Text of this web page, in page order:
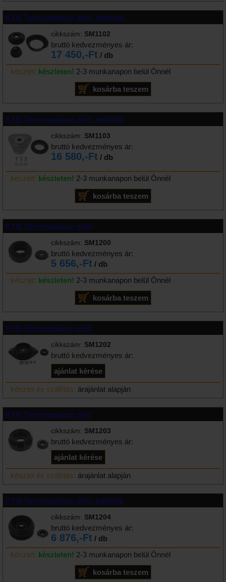
KYB Tornycsapágy, első, bal/jobb
cikkszám: SM1102
bruttó kedvezményes ár:
17 450,-Ft / db
készlet: készleten! 2-3 munkanapon belül Önnél
KYB Tornycsapágy, első, bal/jobb
cikkszám: SM1103
bruttó kedvezményes ár:
16 580,-Ft / db
készlet: készleten! 2-3 munkanapon belül Önnél
KYB Tornycsapágy, első
cikkszám: SM1200
bruttó kedvezményes ár:
5 656,-Ft / db
készlet: készleten! 2-3 munkanapon belül Önnél
KYB Tornycsapágy, első
cikkszám: SM1202
bruttó kedvezményes ár:
készlet és szállítás: árajánlat alapján
KYB Tornycsapágy, első
cikkszám: SM1203
bruttó kedvezményes ár:
készlet és szállítás: árajánlat alapján
KYB Tornycsapágy, első, bal/jobb
cikkszám: SM1204
bruttó kedvezményes ár:
6 876,-Ft / db
készlet: készleten! 2-3 munkanapon belül Önnél